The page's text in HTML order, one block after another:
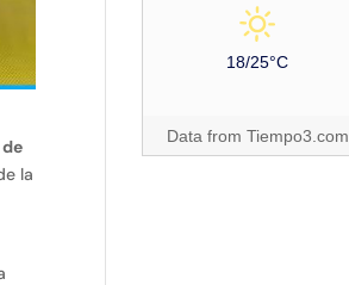
la
18/25°C
Data from Tiempo3.com